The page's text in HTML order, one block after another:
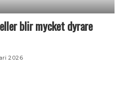
blir mycket dyrare
2026